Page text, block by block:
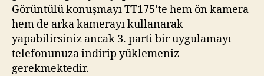
Görüntülü konuşmayı TT175’te hem ön kamera
hem de arka kamerayı kullanarak
yapabilirsiniz ancak 3. parti bir uygulamayı
telefonunuza indirip yüklemeniz
gerekmektedir.